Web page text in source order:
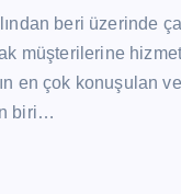
beri üzerinde
müşterilerine
en çok konuşulan
biri…